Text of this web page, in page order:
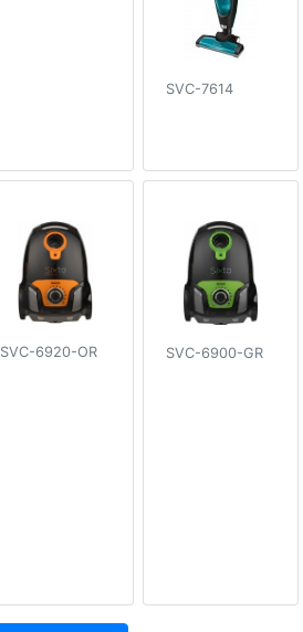
SVC-7614
SVC-6920-OR SVC-6900-GR